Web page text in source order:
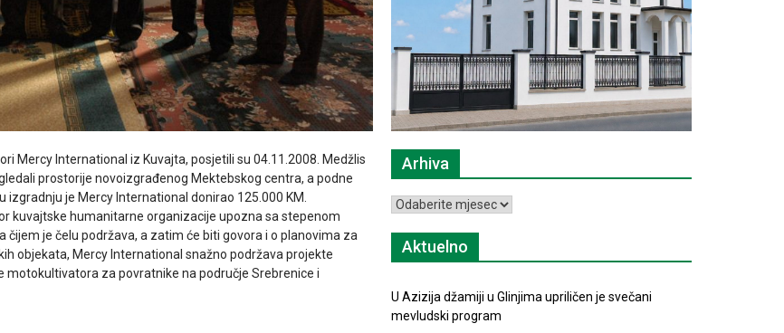
Mercy International iz Kuvajta, posjetili su 04.11.2008. Medžlis
prostorije novoizgrađenog Mektebskog centra, a podne
je Mercy International donirao 125.000 KM.
kuvajtske humanitarne organizacije upozna sa stepenom
je čelu podržava, a zatim će biti govora i o planovima za
objekata, Mercy International snažno podržava projekte
za povratnike na područje Srebrenice i
Arhiva
Arhiva
Aktuelno
U Azizija džamiji u Glinjima upriličen je svečani
mevludski program